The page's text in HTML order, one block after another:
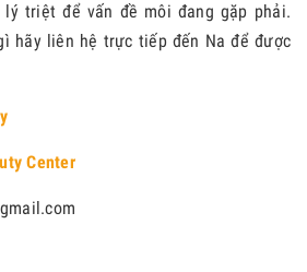
triệt để vấn đề môi đang gặp phải.
hãy liên hệ trực tiếp đến Na để được
Center